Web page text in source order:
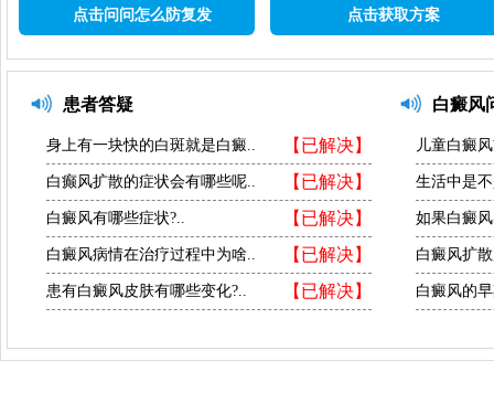
点击问问怎么防复发 点击获取方案
患者答疑
【已解决】
身上有一块快的白斑就是白癜..
【已解决】
白癫风扩散的症状会有哪些呢..
【已解决】
白癜风有哪些症状?..
【已解决】
白癜风病情在治疗过程中为啥..
【已解决】
患有白癜风皮肤有哪些变化?..
白癜风
儿童白癜
生活中是
如果白癜
白癜风扩
白癜风的